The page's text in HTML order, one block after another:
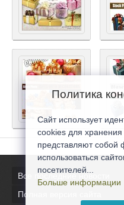
Все последние новости
Полная версия сайта
Политика
Сайт использует
cookies для
представляют собой
использоваться
посетителей...
Больше информации